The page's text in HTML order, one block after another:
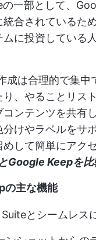
一部として、
統合されているた
に投資している
成は合理的で集中
、やることリス
コンテンツを共有
けやラベルをサ
めして簡単にアク
Keepを比
の主な機能
とシームレス